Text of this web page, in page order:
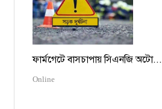
ফার্মগেটে বাসচাপায় সিএনজি অটো...
Online